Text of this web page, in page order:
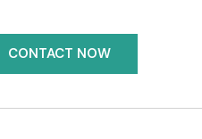
CONTACT NOW